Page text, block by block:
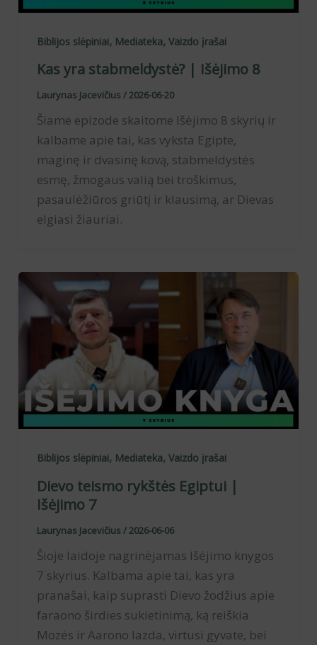
Biblijos slėpiniai, Mediateka, Vaizdo įrašai
Kas yra stabmeldystė? | Išėjimo 8
Laurynas Jacevičius /2026-06-20
Šiame epizode skaitome Išėjimo 8 skyrių ir
kalbame apie tai, kas vyksta Egipte,
maginę ir dvasinę kovą, stabmeldystės
esmę, žmogaus valią bei troškimus,
pasaulėžiūros griūtį ir klausimą, ar Dievas
elgiasi žiauriai.
Biblijos slėpiniai, Mediateka, Vaizdo įrašai
Dievo teismo rykštės Egiptui |
Išėjimo 7
Laurynas Jacevičius / 2026-06-06
Šioje laidoje nagrinėjamas Išėjimo knygos
7 skyrius. Kalbama apie tai, kas yra
pranašai, kaip suprasti Dievo žodžius apie
faraono širdies sukietinimą, ką reiškia
Mozės ir Aarono lazda, virtusi gyvate, bei